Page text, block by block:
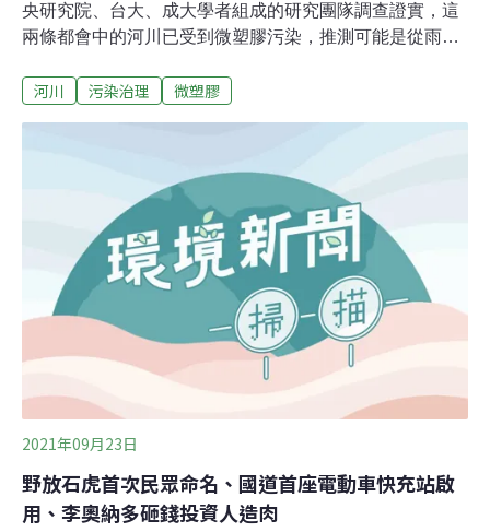
央研究院、台大、成大學者組成的研究團隊調查證實，這
兩條都會中的河川已受到微塑膠污染，推測可能是從雨水
土地使用有顯著相關，人口密度越高處測得的微塑膠含量
心、台灣大學與成功大學學者組成研究團隊。2018年在淡
水河運用蝠魟網（manta net）採集680.5立方公尺水樣，
發現平均每立方公尺有24.6個微塑膠。2021年，研究團隊
擴大採樣點位，於台中烏溪共41處取了1051.4立方公尺的
水樣，發現平均每立方公尺有12.6個微塑膠。研究團隊今
（12日）舉辦記者會說明研究成果，並已發表至國際期刊
《環境污染》（Environmental Pollution）。中央研究院
環境變遷研究中心博士後研究員孔燕翔指
河川 污染治理 微塑膠
2021年09月23日
野放石虎首次民眾命名、國道首座電動車快充站啟
用、李奧納多砸錢投資人造肉